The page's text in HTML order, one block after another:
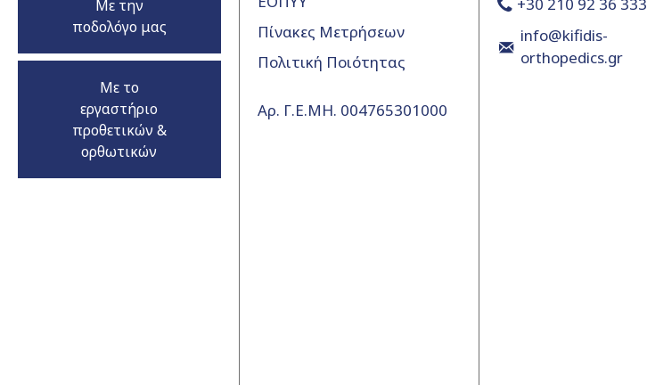
Με την
ποδολόγο μας
Με το
εργαστήριο
προθετικών &
ορθωτικών
Πίνακες Μετρήσεων
Πολιτική Ποιότητας
Αρ. Γ.Ε.ΜΗ. 004765301000
+30 210 92 36 333
info@kifidis-
orthopedics.gr